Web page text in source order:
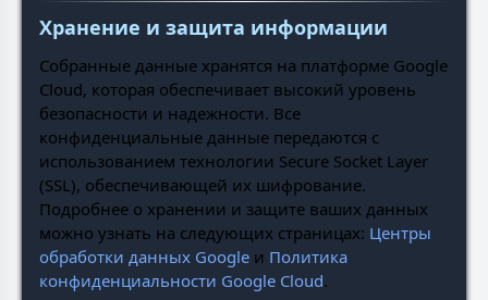
Хранение и защита информации
Собранные данные хранятся на платформе Google
Cloud, которая обеспечивает высокий уровень
безопасности и надежности. Все
конфиденциальные данные передаются с
использованием технологии Secure Socket Layer
(SSL), обеспечивающей их шифрование.
Подробнее о хранении и защите ваших данных
можно узнать на следующих страницах: Центры
обработки данных Google и Политика
конфиденциальности Google Cloud.